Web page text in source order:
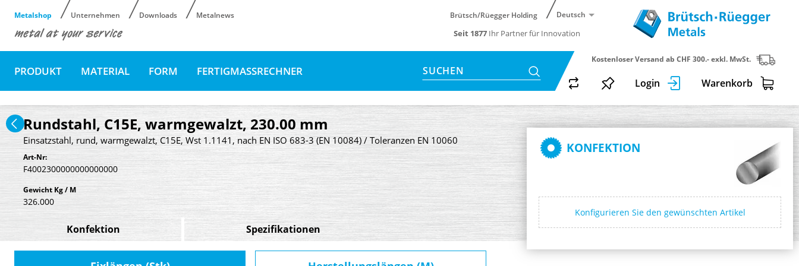
Metalshop Unternehmen Downloads Metalnews Brütsch/Rüegger Holding Deutsch
Seit 1877 Ihr Partner für Innovation
PRODUKT MATERIAL FORM FERTIGMASSRECHNER SUCHEN
Kostenloser Versand ab CHF 300.- exkl. MwSt.
Login Warenkorb
Rundstahl, C15E, warmgewalzt, 230.00 mm
Einsatzstahl, rund, warmgewalzt, C15E, Wst 1.1141, nach EN ISO 683-3 (EN 10084) / Toleranzen EN 10060
Art-Nr:
F4002300000000000000
Gewicht Kg / M
326.000
Konfektion Spezifikationen
KONFEKTION
Konfigurieren Sie den gewünschten Artikel